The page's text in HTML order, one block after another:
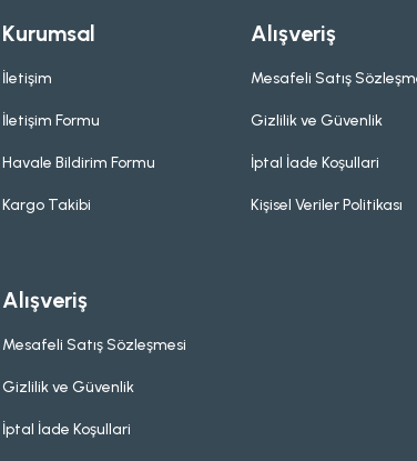
Kurumsal
İletişim
İletişim Formu
Havale Bildirim Formu
Kargo Takibi
Alışveriş
Mesafeli Satış
Gizlilik ve Güvenlik
İptal İade Koşullari
Kişisel Veriler Politikası
Alışveriş
Mesafeli Satış Sözleşmesi
Gizlilik ve Güvenlik
İptal İade Koşullari